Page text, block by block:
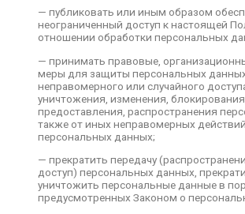
— публиковать или иным образом
неограниченный доступ к настоящей
отношении обработки персональных
— принимать правовые,
меры для защиты персональных
неправомерного или случайного
уничтожения, изменения,
предоставления, распространения
также от иных неправомерных
персональных данных;
— прекратить передачу
доступ) персональных данных,
уничтожить персональные данные в
предусмотренных Законом о
— сообщать в уполномоченный орган
прав Пользователей по запросу этого
необходимую информацию в течение 10
даты получения такого запроса;
— публиковать или иным образом
неограниченный доступ к настоящей
отношении обработки персональных
— принимать правовые,
технические меры для защиты
данных от неправомерного или
доступа к ним, уничтожения, изменения,
блокирования, копирования,
распространения персональных
от иных неправомерных действий в